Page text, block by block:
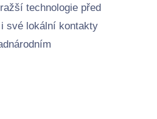
technologie před
své lokální kontakty